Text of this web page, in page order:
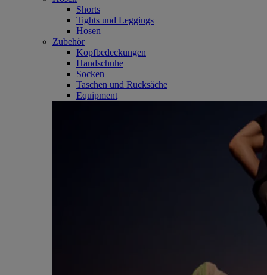
Shorts
Tights und Leggings
Hosen
Zubehör
Kopfbedeckungen
Handschuhe
Socken
Taschen und Rucksäche
Equipment